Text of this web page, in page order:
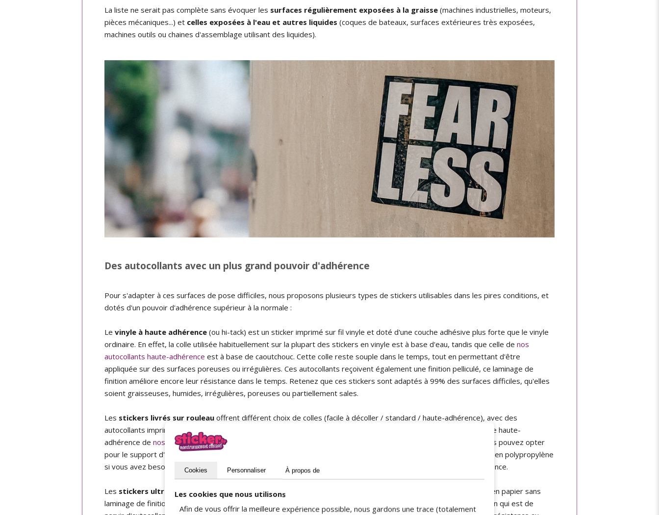
La liste ne serait pas complète sans évoquer les surfaces régulièrement exposées à la graisse (machines industrielles, moteurs,
pièces mécaniques...) et celles exposées à l'eau et autres liquides (coques de bateaux, surfaces extérieures très exposées,
machines outils ou chaines d'assemblage utilisant des liquides).
Des autocollants avec un plus grand pouvoir d'adhérence
Pour s'adapter à ces surfaces de pose difficiles, nous proposons plusieurs types de stickers utilisables dans les pires conditions, et
dotés d'un pouvoir d'adhérence supérieur à la normale :
Le vinyle à haute adhérence (ou hi-tack) est un sticker imprimé sur fil vinyle et doté d'une couche adhésive plus forte que le vinyle
ordinaire. En effet, la colle utilisée habituellement sur la plupart des stickers en vinyle est à base d'eau, tandis que celle de nos
autocollants haute-adhérence est à base de caoutchouc. Cette colle reste souple dans le temps, tout en permettant d'être
appliquée sur des surfaces poreuses ou irrégulières. Ces autocollants reçoivent également une finition pelliculé, ce laminage de
finition améliore encore leur résistance dans le temps. Retenez que ces stickers sont adaptés à 99% des surfaces difficiles, qu'elles
soient graisseuses, humides, irrégulières, poreuses ou partiellement sales.
Les stickers livrés sur rouleau offrent différent choix de colles (facile à décoller / standard / haute-adhérence), avec des
autocollants imprimés soit sur papier, soit sur film polypropylène. Dans un cas comme dans l'autre, là encore, la colle haute-
adhérence de nos stickers sur rouleau
apporte la meilleur réponse aux surfaces à faible accroche. Retenez que vous pouvez opter
pour le support d'impression en papier si vos autocollants sont utilisés en intérieur ou non exposés aux liquides, ou en polypropylène
si vous avez besoin d'autocollants étanches aux liquides, tous deux sont compatibles avec notre colle haute-adhérence.
Les stickers ultra-destructiblesprésentent là encore une colle haute-adhérence, avec un support d'impression en papier sans
laminage de finition, dont la spécificité est de s'effriter à la moindre tentative d'arrachage. Ceci est dû à leur vocation qui est de
Cookies Personnaliser À propos de
Les cookies que nous utilisons
Afin de vous offrir la meilleure expérience possible, nous gardons une trace (totalement